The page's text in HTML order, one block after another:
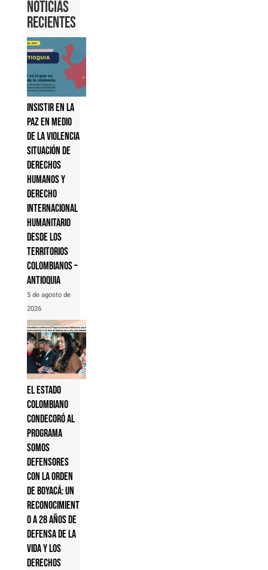
Noticias
Recientes
Insistir en la
paz en medio
de la violencia
Situación de
derechos
humanos y
derecho
internacional
humanitario
desde los
territorios
colombianos –
Antioquia
5 de agosto de
2026
El Estado
colombiano
condecoró al
Programa
Somos
Defensores
con la Orden
de Boyacá: un
reconocimient
o a 28 años de
defensa de la
vida y los
derechos